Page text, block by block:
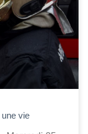
vie